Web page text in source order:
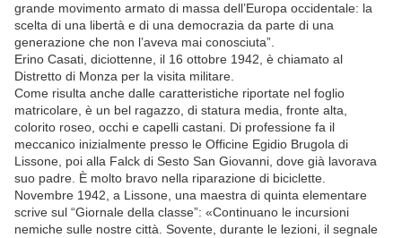
grande movimento armato di massa dell’Europa occidentale: la
scelta di una libertà e di una democrazia da parte di una
generazione che non l’aveva mai conosciuta”.
Erino Casati, diciottenne, il 16 ottobre 1942, è chiamato al
Distretto di Monza per la visita militare.
Come risulta anche dalle caratteristiche riportate nel foglio
matricolare, è un bel ragazzo, di statura media, fronte alta,
colorito roseo, occhi e capelli castani. Di professione fa il
meccanico inizialmente presso le Officine Egidio Brugola di
Lissone, poi alla Falck di Sesto San Giovanni, dove già lavorava
suo padre. È molto bravo nella riparazione di biciclette.
Novembre 1942, a Lissone, una maestra di quinta elementare
scrive sul “Giornale della classe”: «Continuano le incursioni
nemiche sulle nostre città. Sovente, durante le lezioni, il segnale